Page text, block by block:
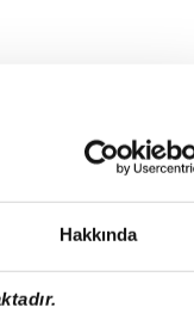
Hakkında